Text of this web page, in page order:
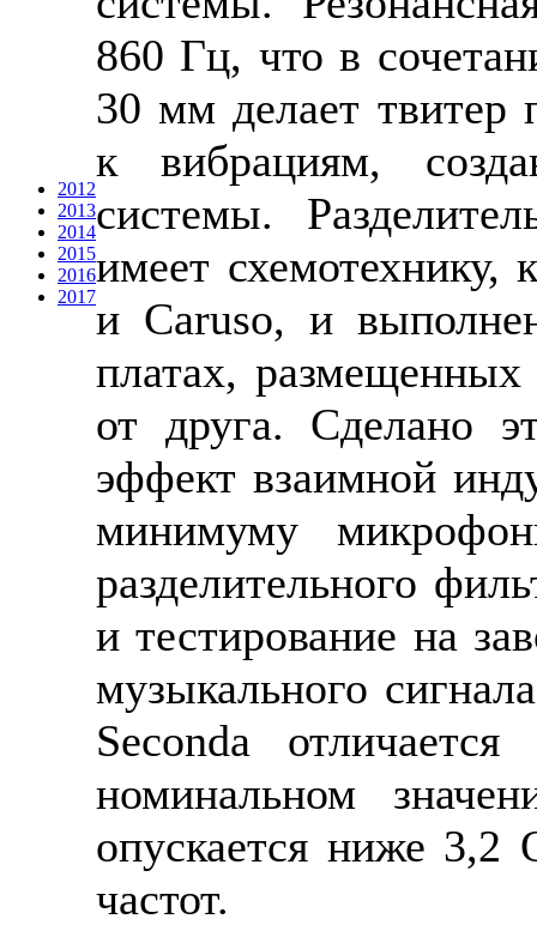
2012
2013
2014
2015
2016
2017
860 Гц, что в
30 мм делает твитер
к вибрациям,
системы.
имеет
и Caruso, и
платах, размещенных
от друга. Сделано
эффект взаимной
минимуму
разделительного
и тестирование на
музыкального
Seconda
номинальном
опускается ниже 3,2
частот.